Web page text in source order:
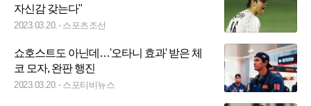
자신감 갖는다"
2023.03.20. 스포츠조선
쇼호스트도 아닌데…'오타니 효과' 받은 체
코 모자, 완판 행진
2023.03.20. 스포티비뉴스